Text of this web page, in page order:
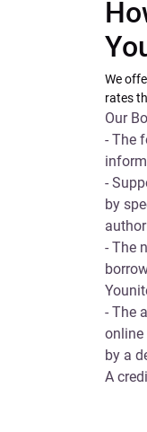
We
rates
Our
- The
-
by
- The
- The
online
by a
A